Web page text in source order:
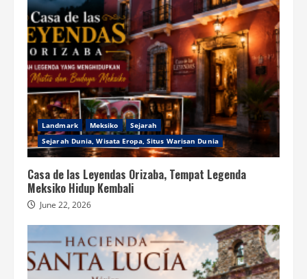
Landmark Meksiko
Sejarah
Sejarah Dunia, Wisata Eropa, Situs Warisan Dunia
Casa de las Leyendas Orizaba, Tempat Legenda
Meksiko Hidup Kembali
June 22, 2026